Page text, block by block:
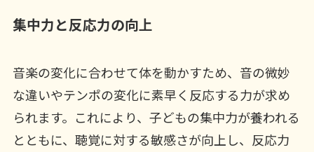
集中力と反応力の向上
音楽の変化に合わせて体を動かすため、音の微妙
な違いやテンポの変化に素早く反応する力が求め
られます。これにより、子どもの集中力が養われる
とともに、聴覚に対する敏感さが向上し、反応力